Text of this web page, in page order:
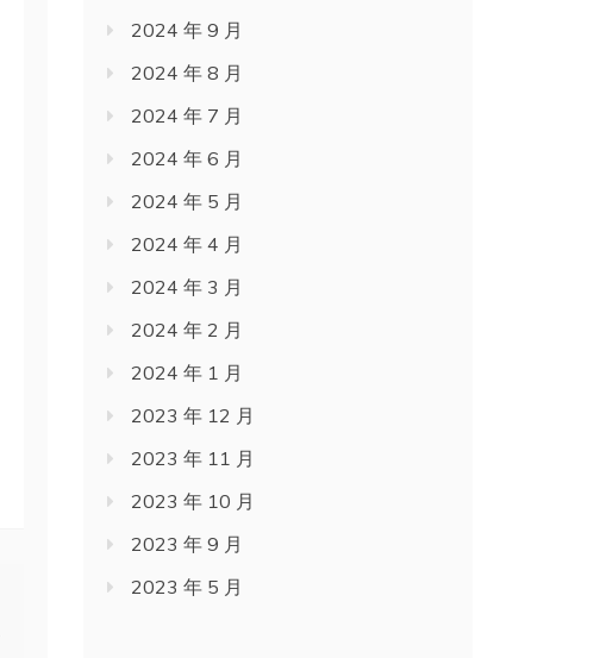
2024 年 9 月
2024 年 8 月
2024 年 7 月
2024 年 6 月
2024 年 5 月
2024 年 4 月
2024 年 3 月
2024 年 2 月
2024 年 1 月
2023 年 12 月
2023 年 11 月
2023 年 10 月
2023 年 9 月
2023 年 5 月